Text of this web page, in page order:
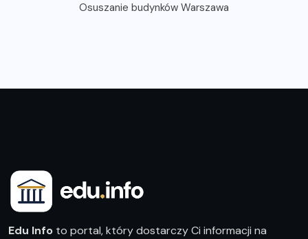
Osuszanie budynków Warszawa
Edu Info to portal, który dostarczy Ci informacji na